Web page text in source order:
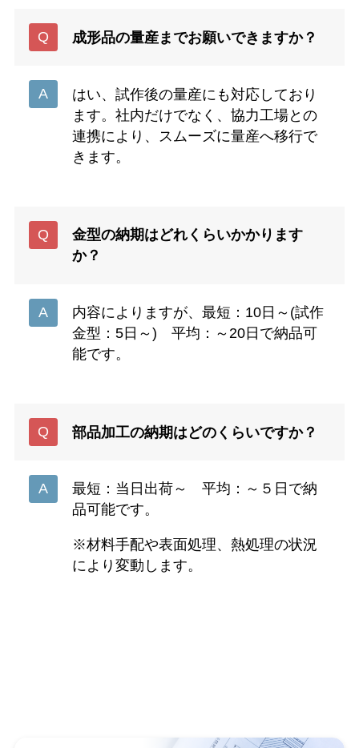
成形品の量産までお願いできますか？
はい、試作後の量産にも対応しており
ます。社内だけでなく、協力工場との
連携により、スムーズに量産へ移行で
きます。
金型の納期はどれくらいかかります
か？
内容によりますが、最短：10日～(試作
金型：5日～) 平均：～20日で納品可
能です。
部品加工の納期はどのくらいですか？
最短：当日出荷～ 平均：～５日で納
品可能です。
※材料手配や表面処理、熱処理の状況
により変動します。